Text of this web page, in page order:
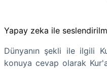
Yapay zeka ile
Dünyanın şekli ile ilgili
konuya cevap olarak